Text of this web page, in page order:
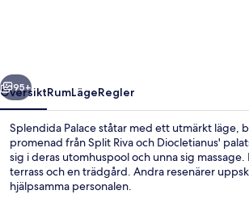
Nästa
95+
ÖversiktRumLägeRegler
Splendida Palace ståtar med ett utmärkt läge,
promenad från Split Riva och Diocletianus'
sig i deras utomhuspool och unna sig
terrass och en trädgård. Andra resenärer
hjälpsamma personalen.